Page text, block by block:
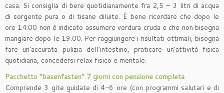
casa. Si consiglia di bere quotidianamente fra 2,5 – 3 litri di acqua
di sorgente pura o di tisane diluite. È bene ricordare che dopo le
ore 14.00 non è indicato assumere verdura cruda e che non bisogna
mangiare dopo le 19.00. Per raggiungere i risultati ottimali, bisogna
fare un’accurata pulizia dell’intestino, praticare un’attività fisica
quotidiana, concedersi relax fisico e mentale.
Pacchetto “basenfasten” 7 giorni con pensione completa
Comprende 3 gite guidate di 4-6 ore (con programmi salutari e di